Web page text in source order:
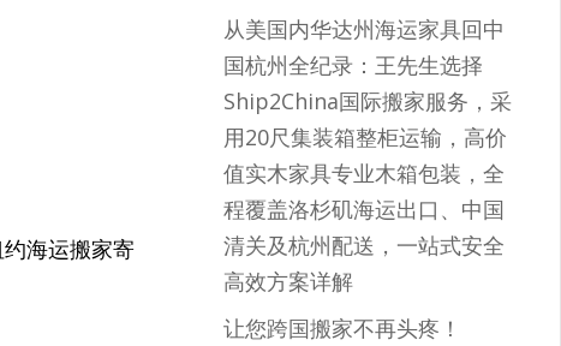
海运搬家寄
从美国内华达州海运家具回中
国杭州全纪录：王先生选择
Ship2China国际搬家服务，采
用20尺集装箱整柜运输，高价
值实木家具专业木箱包装，全
程覆盖洛杉矶海运出口、中国
清关及杭州配送，一站式安全
高效方案详解
让您跨国搬家不再头疼！